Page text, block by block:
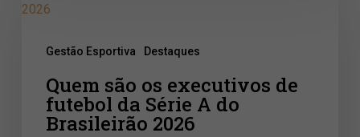
Gestão Esportiva Destaques
são
executivos
futebol
Quem são os executivos de
futebol da Série A do
Brasileirão 2026